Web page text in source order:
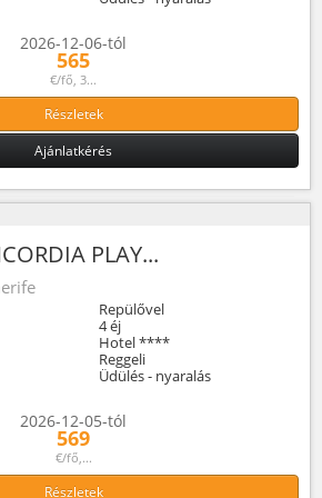
2026-12-06-tól
565
€/fő, 3...
Részletek
Ajánlatkérés
PLAY...
Repülővel
4 éj
Hotel ****
Reggeli
Üdülés - nyaralás
2026-12-05-tól
569
€/fő,...
Részletek